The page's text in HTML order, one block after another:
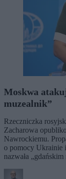
Moskwa
muzealnik”
Rzeczniczka
Zacharowa
Nawrockiemu.
o pomocy Ukrainie
nazwała